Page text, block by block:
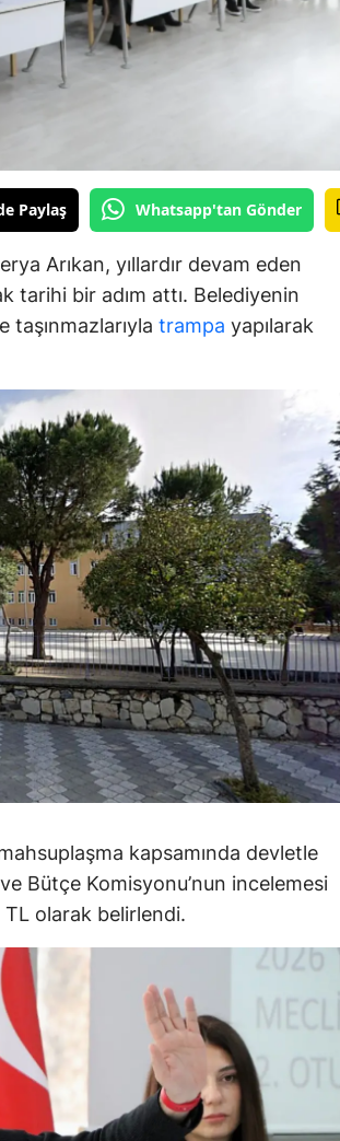
Paylaş Whatsapp'tan Gönder
Arıkan, yıllardır devam eden
tarihi bir adım attı. Belediyenin
taşınmazlarıyla trampa yapılarak
kapsamında devletle
Bütçe Komisyonu’nun incelemesi
TL olarak belirlendi.